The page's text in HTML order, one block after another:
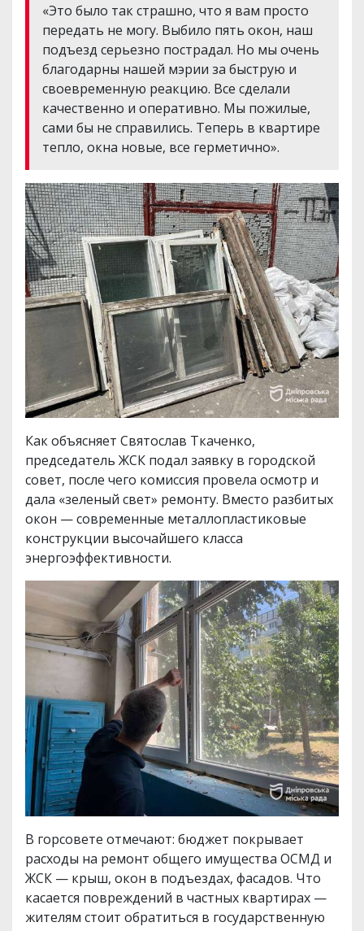
«Это было так страшно, что я вам просто
передать не могу. Выбило пять окон, наш
подъезд серьезно пострадал. Но мы очень
благодарны нашей мэрии за быструю и
своевременную реакцию. Все сделали
качественно и оперативно. Мы пожилые,
сами бы не справились. Теперь в квартире
тепло, окна новые, все герметично».
Как объясняет Святослав Ткаченко,
председатель ЖСК подал заявку в городской
совет, после чего комиссия провела осмотр и
дала «зеленый свет» ремонту. Вместо разбитых
окон — современные металлопластиковые
конструкции высочайшего класса
энергоэффективности.
В горсовете отмечают: бюджет покрывает
расходы на ремонт общего имущества ОСМД и
ЖСК — крыш, окон в подъездах, фасадов. Что
касается повреждений в частных квартирах —
жителям стоит обратиться в государственную